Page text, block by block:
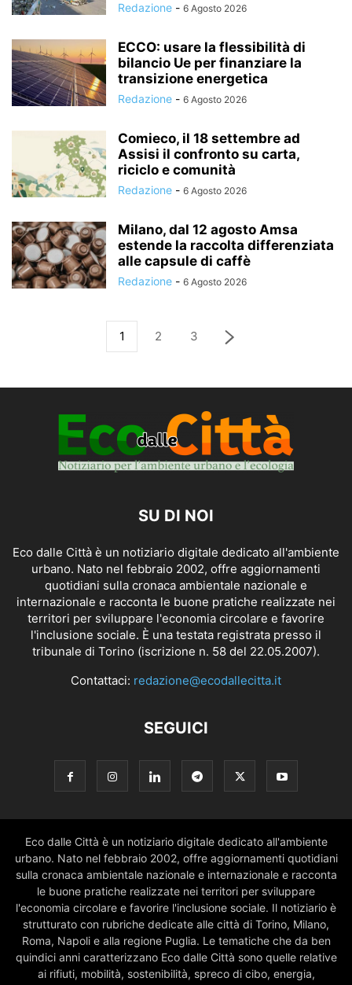
Redazione - 6 Agosto 2026
ECCO: usare la flessibilità di
bilancio Ue per finanziare la
transizione energetica
Redazione - 6 Agosto 2026
Comieco, il 18 settembre ad
Assisi il confronto su carta,
riciclo e comunità
Redazione - 6 Agosto 2026
Milano, dal 12 agosto Amsa
estende la raccolta differenziata
alle capsule di caffè
Redazione - 6 Agosto 2026
1 2 3
SU DI NOI
Eco dalle Città è un notiziario digitale dedicato all'ambiente
urbano. Nato nel febbraio 2002, offre aggiornamenti
quotidiani sulla cronaca ambientale nazionale e
internazionale e racconta le buone pratiche realizzate nei
territori per sviluppare l'economia circolare e favorire
l'inclusione sociale. È una testata registrata presso il
tribunale di Torino (iscrizione n. 58 del 22.05.2007).
Contattaci: redazione@ecodallecitta.it
SEGUICI
Eco dalle Città è un notiziario digitale dedicato all'ambiente
urbano. Nato nel febbraio 2002, offre aggiornamenti quotidiani
sulla cronaca ambientale nazionale e internazionale e racconta
le buone pratiche realizzate nei territori per sviluppare
l'economia circolare e favorire l'inclusione sociale. Il notiziario è
strutturato con rubriche dedicate alle città di Torino, Milano,
Roma, Napoli e alla regione Puglia. Le tematiche che da ben
quindici anni caratterizzano Eco dalle Città sono quelle relative
ai rifiuti, mobilità, sostenibilità, spreco di cibo, energia,